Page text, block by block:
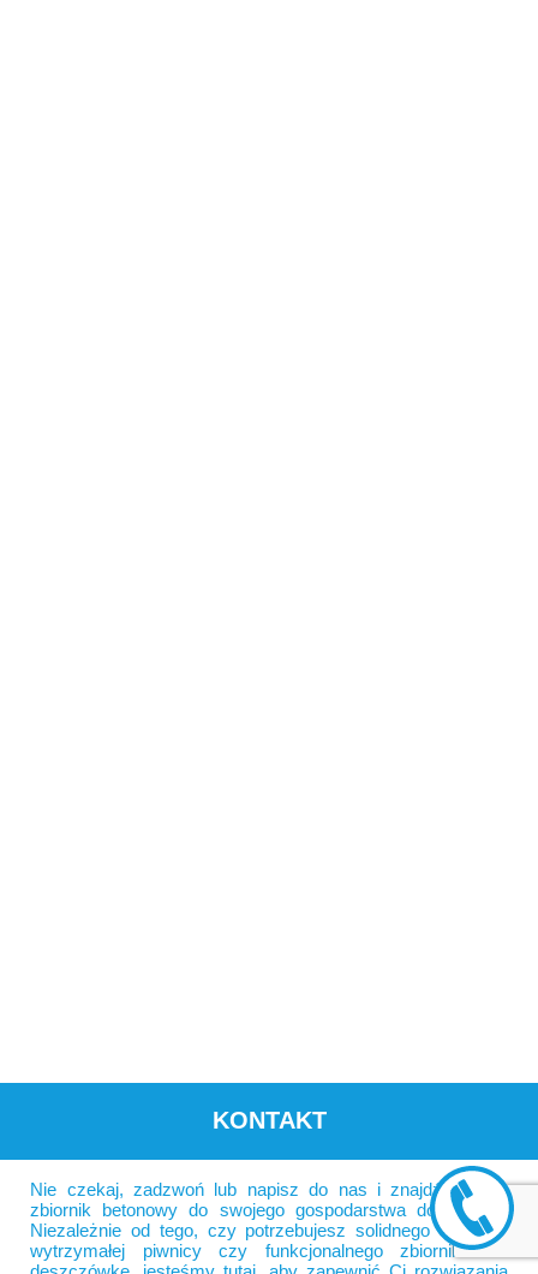
KONTAKT
Nie czekaj, zadzwoń lub napisz do nas i znajdź idealny
zbiornik betonowy do swojego gospodarstwa domowego!
Niezależnie od tego, czy potrzebujesz solidnego szamba,
wytrzymałej piwnicy czy funkcjonalnego zbiornika na